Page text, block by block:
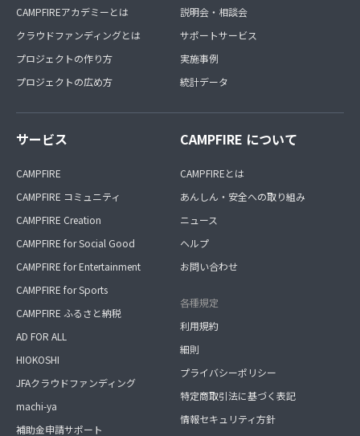
CAMPFIREアカデミーとは
クラウドファンディングとは
プロジェクトの作り方
プロジェクトの広め方
説明会・相談会
サポートサービス
実施事例
統計データ
サービス
CAMPFIRE
CAMPFIRE コミュニティ
CAMPFIRE Creation
CAMPFIRE for Social Good
CAMPFIRE for Entertainment
CAMPFIRE for Sports
CAMPFIRE ふるさと納税
AD FOR ALL
HIOKOSHI
JFAクラウドファンディング
machi-ya
補助金申請サポート
CAMPFIRE について
CAMPFIREとは
あんしん・安全への取り組み
ニュース
ヘルプ
お問い合わせ
各種規定
利用規約
細則
プライバシーポリシー
特定商取引法に基づく表記
情報セキュリティ方針